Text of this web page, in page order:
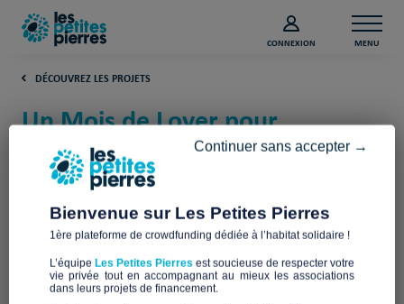
CONNEXION MENU
DÉCOUVREZ LES PROJETS
Un Mois de Loyer pour
démarrer une Vie Autonome :
Aidez les Jeunes Migrants en
Formation (Seine-Maritime)
Bienvenue sur Les Petites Pierres
1ère plateforme de crowdfunding dédiée à l’habitat solidaire !
L’équipe Les Petites Pierres est soucieuse de respecter votre
vie privée tout en accompagnant au mieux les associations
dans leurs projets de financement.
Continuer sans accepter →